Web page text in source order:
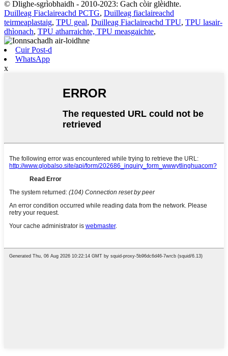
© Dlighe-sgrìobhaidh - 2010-2023: Gach còir glèidhte.
Duilleag Fiaclaireachd PCTG, Duilleag fiaclaireachd
teirmeaplastaig, TPU geal, Duilleag Fiaclaireachd TPU, TPU lasair-
dhìonach, TPU atharraichte, TPU measgaichte,
Cuir Post-d
WhatsApp
x